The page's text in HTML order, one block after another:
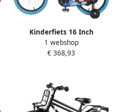
Kinderfiets 16 Inch
Klassieke Fiets Buiten
Plezier Stalen Frame 112.5
1 webshop
€ 368,93